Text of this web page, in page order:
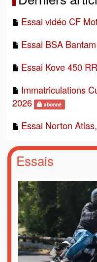
Essai vidéo CF
Essai BSA
Essai Kove 450 RR
Immatriculations
2026
abonné
Essai Norton
Essais